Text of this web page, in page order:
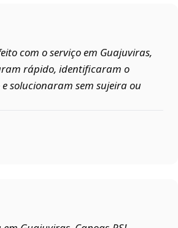
com o serviço em Guajuviras,
rápido, identificaram o
solucionaram sem sujeira ou